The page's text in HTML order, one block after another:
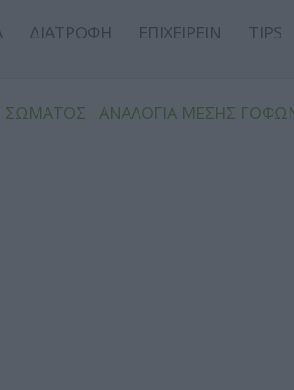
ΔΙΑΤΡΟΦΗ ΕΠΙΧΕΙΡΕΙΝ TIPS
ΣΩΜΑΤΟΣ
ΑΝΑΛΟΓΙΑ ΜΕΣΗΣ